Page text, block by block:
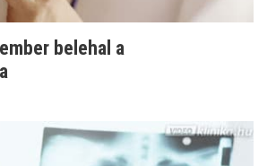
belehal a